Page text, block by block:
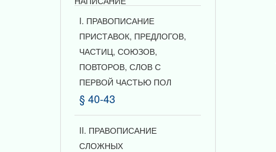
I. ПРАВОПИСАНИЕ
ПРИСТАВОК, ПРЕДЛОГОВ,
ЧАСТИЦ, СОЮЗОВ,
ПОВТОРОВ, СЛОВ С
ПЕРВОЙ ЧАСТЬЮ ПОЛ
§ 40-43
II. ПРАВОПИСАНИЕ
СЛОЖНЫХ